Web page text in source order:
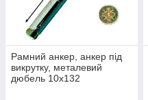
Рамний анкер, анкер під
викрутку, металевий
дюбель 10х132